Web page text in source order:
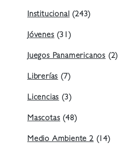
Institucional (243)
Jóvenes (31)
Juegos Panamericanos (2)
Librerías (7)
Licencias (3)
Mascotas (48)
Medio Ambiente 2(14)